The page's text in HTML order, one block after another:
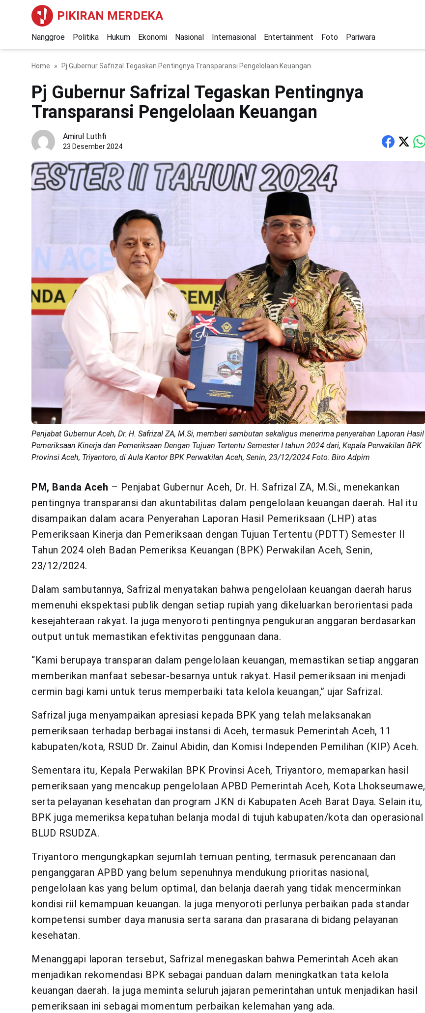
PIKIRAN MERDEKA
Nanggroe Politika Hukum Ekonomi Nasional Internasional Entertainment Foto Pariwara
Home Pj Gubernur Safrizal Tegaskan Pentingnya Transparansi Pengelolaan Keuangan
Pj Gubernur Safrizal Tegaskan Pentingnya
Transparansi Pengelolaan Keuangan
Amirul Luthfi
23 Desember 2024
Penjabat Gubernur Aceh, Dr. H. Safrizal ZA, M.Si, memberi sambutan sekaligus menerima penyerahan Laporan Hasil
Pemeriksaan Kinerja dan Pemeriksaan Dengan Tujuan Tertentu Semester I tahun 2024 dari, Kepala Perwakilan BPK
Provinsi Aceh, Triyantoro, di Aula Kantor BPK Perwakilan Aceh, Senin, 23/12/2024 Foto: Biro Adpim
PM, Banda Aceh – Penjabat Gubernur Aceh, Dr. H. Safrizal ZA, M.Si., menekankan
pentingnya transparansi dan akuntabilitas dalam pengelolaan keuangan daerah. Hal itu
disampaikan dalam acara Penyerahan Laporan Hasil Pemeriksaan (LHP) atas
Pemeriksaan Kinerja dan Pemeriksaan dengan Tujuan Tertentu (PDTT) Semester II
Tahun 2024 oleh Badan Pemeriksa Keuangan (BPK) Perwakilan Aceh, Senin,
23/12/2024.
Dalam sambutannya, Safrizal menyatakan bahwa pengelolaan keuangan daerah harus
memenuhi ekspektasi publik dengan setiap rupiah yang dikeluarkan berorientasi pada
kesejahteraan rakyat. Ia juga menyoroti pentingnya pengukuran anggaran berdasarkan
output untuk memastikan efektivitas penggunaan dana.
“Kami berupaya transparan dalam pengelolaan keuangan, memastikan setiap anggaran
memberikan manfaat sebesar-besarnya untuk rakyat. Hasil pemeriksaan ini menjadi
cermin bagi kami untuk terus memperbaiki tata kelola keuangan,” ujar Safrizal.
Safrizal juga menyampaikan apresiasi kepada BPK yang telah melaksanakan
pemeriksaan terhadap berbagai instansi di Aceh, termasuk Pemerintah Aceh, 11
kabupaten/kota, RSUD Dr. Zainul Abidin, dan Komisi Independen Pemilihan (KIP) Aceh.
Sementara itu, Kepala Perwakilan BPK Provinsi Aceh, Triyantoro, memaparkan hasil
pemeriksaan yang mencakup pengelolaan APBD Pemerintah Aceh, Kota Lhokseumawe,
serta pelayanan kesehatan dan program JKN di Kabupaten Aceh Barat Daya. Selain itu,
BPK juga memeriksa kepatuhan belanja modal di tujuh kabupaten/kota dan operasional
BLUD RSUDZA.
Triyantoro mengungkapkan sejumlah temuan penting, termasuk perencanaan dan
penganggaran APBD yang belum sepenuhnya mendukung prioritas nasional,
pengelolaan kas yang belum optimal, dan belanja daerah yang tidak mencerminkan
kondisi riil kemampuan keuangan. Ia juga menyoroti perlunya perbaikan pada standar
kompetensi sumber daya manusia serta sarana dan prasarana di bidang pelayanan
kesehatan.
Menanggapi laporan tersebut, Safrizal menegaskan bahwa Pemerintah Aceh akan
menjadikan rekomendasi BPK sebagai panduan dalam meningkatkan tata kelola
keuangan daerah. Ia juga meminta seluruh jajaran pemerintahan untuk menjadikan hasil
pemeriksaan ini sebagai momentum perbaikan kelemahan yang ada.